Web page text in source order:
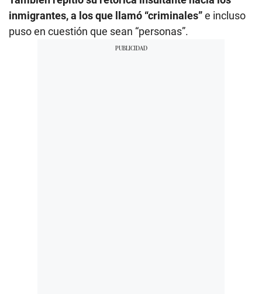
inmigrantes, a los que llamó “criminales”e incluso
puso en cuestión que sean “personas”.